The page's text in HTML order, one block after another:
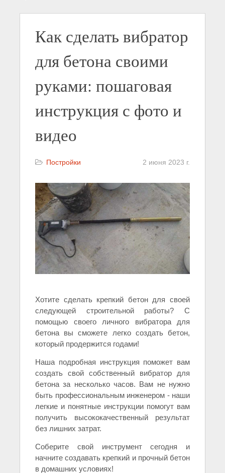
Как сделать вибратор
для бетона своими
руками: пошаговая
инструкция с фото и
видео
Постройки 2 июня 2023 г.
Хотите сделать крепкий бетон для своей
следующей строительной работы? С
помощью своего личного вибратора для
бетона вы сможете легко создать бетон,
который продержится годами!
Наша подробная инструкция поможет вам
создать свой собственный вибратор для
бетона за несколько часов. Вам не нужно
быть профессиональным инженером - наши
легкие и понятные инструкции помогут вам
получить высококачественный результат
без лишних затрат.
Соберите свой инструмент сегодня и
начните создавать крепкий и прочный бетон
в домашних условиях!